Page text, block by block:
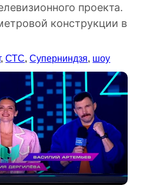
проекта.
конструкции в
,СТС,Суперниндзя, шоу